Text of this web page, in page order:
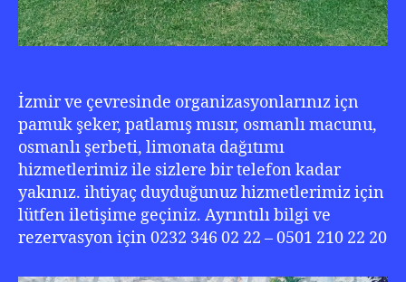
İzmir ve çevresinde organizasyonlarınız içn
pamuk şeker, patlamış mısır, osmanlı macunu,
osmanlı şerbeti, limonata dağıtımı
hizmetlerimiz ile sizlere bir telefon kadar
yakınız. ihtiyaç duyduğunuz hizmetlerimiz için
lütfen iletişime geçiniz. Ayrıntılı bilgi ve
rezervasyon için 0232 346 02 22 – 0501 210 22 20